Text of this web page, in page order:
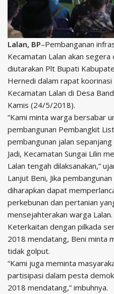
Lalan, BP–Pembanganan
Kecamatan Lalan akan segera
diutarakan Plt Bupati
Hernedi dalam rapat
Kecamatan Lalan di Desa
Kamis (24/5/2018).
“Kami minta warga bersabar
pembangunan Pembangkit
pembangunan jalan
Jadi, Kecamatan Sungai Lilin
Lalan tengah dilaksanakan,”
Lanjut Beni, Jika
diharapkan dapat
perkebunan dan pertanian
mensejahterakan warga Lalan.
Keterkaitan dengan pilkada
2018 mendatang, Beni minta
tidak golput.
“Kami juga meminta
partisipasi dalam pesta
2018 mendatang,” imbuhnya.